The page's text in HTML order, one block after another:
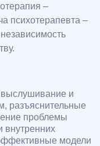
–
психотерапевта –
и
разъяснительные
проблемы
внутренних
модели